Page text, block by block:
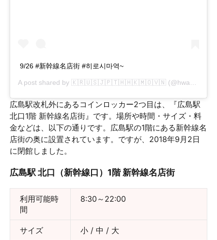
9/26 #新幹線名店街 #히로시마역~
A post shared by 🇰🇷🇺🇸🇯🇵🇹🇭🇭🇰🇲🇴🇻🇳 (@hwany_story) on
広島駅改札外にあるコインロッカー2つ目は、『広島駅
北口1階 新幹線名店街』です。場所や時間・サイズ・料
金などは、以下の通りです。広島駅の1階にある新幹線名
店街の奥に設置されています。ですが、2018年9月2日
に閉館しました。
広島駅 北口（新幹線口）1階 新幹線名店街
利用可能時
間
8:30～22:00
サイズ 小 / 中 / 大